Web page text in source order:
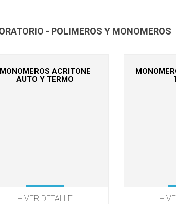
- POLIMEROS Y MONOMEROS
ACRITONE
AUTO Y TERMO
+ VER DETALLE +